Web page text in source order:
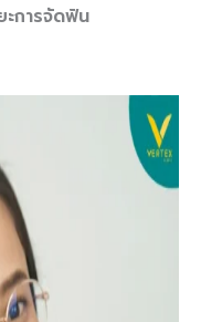
ะการจัดฟัน